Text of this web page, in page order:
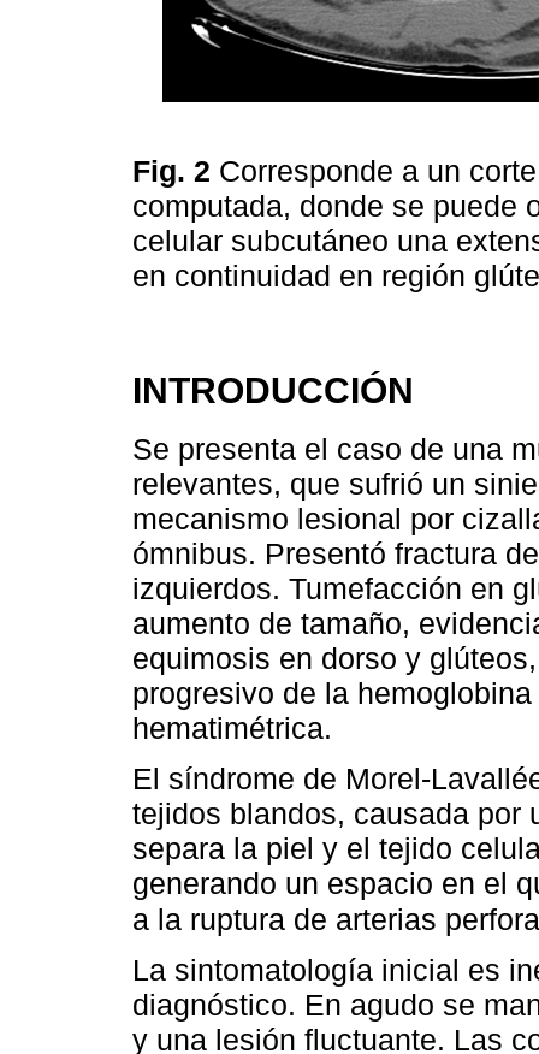
Fig. 2 Corresponde a un
computada, donde se puede
celular subcutáneo una
en continuidad en región
INTRODUCCIÓN
Se presenta el caso de una
relevantes, que sufrió un
mecanismo lesional por
ómnibus. Presentó fractura
izquierdos. Tumefacción en
aumento de tamaño,
equimosis en dorso y
progresivo de la
hematimétrica.
El síndrome de Morel-
tejidos blandos, causada por
separa la piel y el tejido
generando un espacio en el
a la ruptura de arterias
La sintomatología inicial es
diagnóstico. En agudo se
y una lesión fluctuante. Las